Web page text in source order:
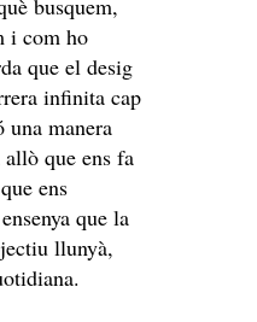
busquem,
i com ho
que el desig
infinita cap
una manera
allò que ens fa
ens
que la
llunyà,